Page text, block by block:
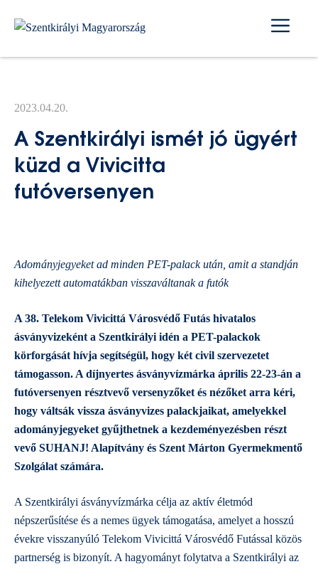
A Szentkirályi ismét jó ügyért
küzd a Vivicitta
futóversenyen
2023.04.20.
Adományjegyeket ad minden PET-palack után, amit a standján
kihelyezett automatákban visszaváltanak a futók
A 38. Telekom Vivicittá Városvédő Futás hivatalos
ásványvizeként a Szentkirályi idén a PET-palackok
körforgását hívja segítségül, hogy két civil szervezetet
támogasson. A díjnyertes ásványvízmárka április 22-23-án a
futóversenyen résztvevő versenyzőket és nézőket arra kéri,
hogy váltsák vissza ásványvizes palackjaikat, amelyekkel
adományjegyeket gyűjthetnek a kezdeményezésben részt
vevő SUHANJ! Alapítvány és Szent Márton Gyermekmentő
Szolgálat számára.
A Szentkirályi ásványvízmárka célja az aktív életmód
népszerűsítése és a nemes ügyek támogatása, amelyet a hosszú
évekre visszanyúló Telekom Vivicittá Városvédő Futással közös
partnerség is bizonyít. A hagyományt folytatva a Szentkirályi az